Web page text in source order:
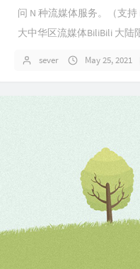
问 N 种流媒体服务。（支
大中华区流媒体BiliBili 大陆
sever May 25, 2021